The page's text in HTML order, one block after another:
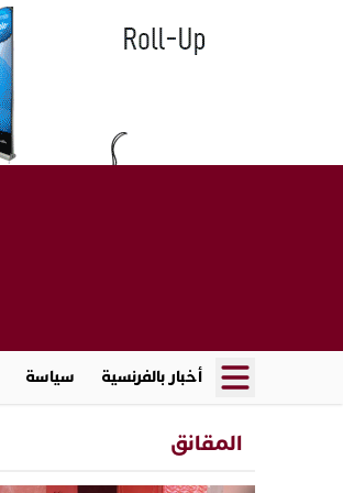
أخبار بالفرنسية سياسة
المقانق